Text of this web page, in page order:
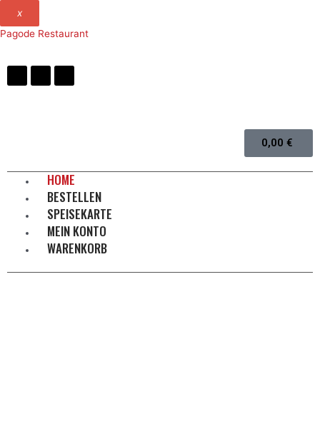
x
Pagode Restaurant
0,00 €
HOME
BESTELLEN
SPEISEKARTE
MEIN KONTO
WARENKORB